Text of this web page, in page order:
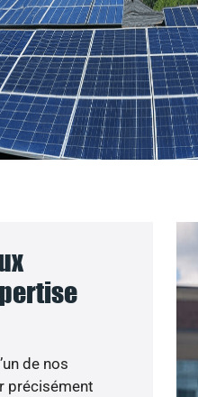
de nos
précisément